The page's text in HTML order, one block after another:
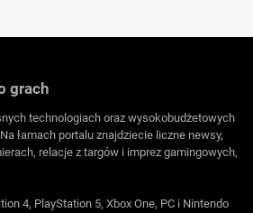
grach
technologiach oraz wysokobudżetowych
łamach portalu znajdziecie liczne newsy,
relacje z targów i imprez gamingowych,
4, PlayStation 5, Xbox One, PC i Nintendo